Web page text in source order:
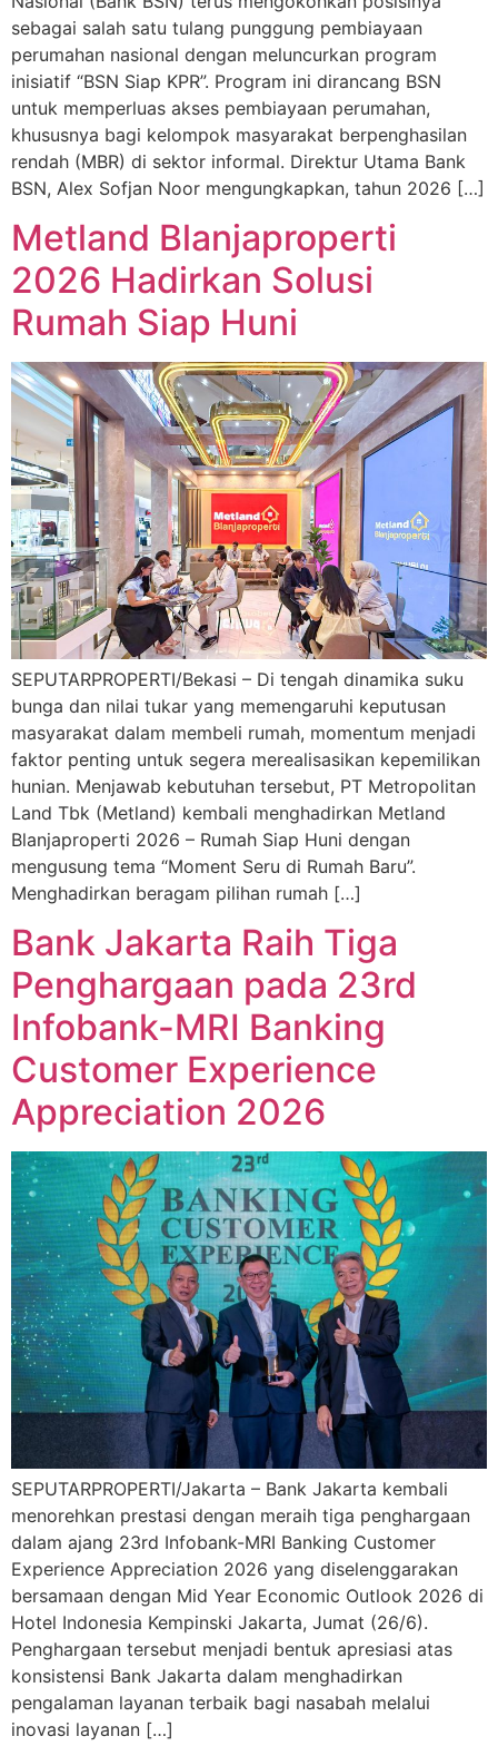
sebagai salah satu tulang punggung pembiayaan
perumahan nasional dengan meluncurkan program
inisiatif “BSN Siap KPR”. Program ini dirancang BSN
untuk memperluas akses pembiayaan perumahan,
khususnya bagi kelompok masyarakat berpenghasilan
rendah (MBR) di sektor informal. Direktur Utama Bank
BSN, Alex Sofjan Noor mengungkapkan, tahun 2026 […]
Metland Blanjaproperti
2026 Hadirkan Solusi
Rumah Siap Huni
SEPUTARPROPERTI/Bekasi – Di tengah dinamika suku
bunga dan nilai tukar yang memengaruhi keputusan
masyarakat dalam membeli rumah, momentum menjadi
faktor penting untuk segera merealisasikan kepemilikan
hunian. Menjawab kebutuhan tersebut, PT Metropolitan
Land Tbk (Metland) kembali menghadirkan Metland
Blanjaproperti 2026 – Rumah Siap Huni dengan
mengusung tema “Moment Seru di Rumah Baru”.
Menghadirkan beragam pilihan rumah […]
Bank Jakarta Raih Tiga
Penghargaan pada 23rd
Infobank-MRI Banking
Customer Experience
Appreciation 2026
SEPUTARPROPERTI/Jakarta – Bank Jakarta kembali
menorehkan prestasi dengan meraih tiga penghargaan
dalam ajang 23rd Infobank-MRI Banking Customer
Experience Appreciation 2026 yang diselenggarakan
bersamaan dengan Mid Year Economic Outlook 2026 di
Hotel Indonesia Kempinski Jakarta, Jumat (26/6).
Penghargaan tersebut menjadi bentuk apresiasi atas
konsistensi Bank Jakarta dalam menghadirkan
pengalaman layanan terbaik bagi nasabah melalui
inovasi layanan […]